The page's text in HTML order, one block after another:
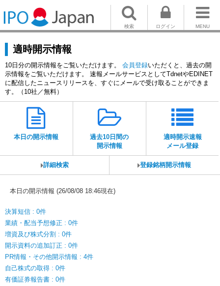
MENU
ログイン
検索
適時開示情報
10日分の開示情報をご覧いただけます。 会員登録いただくと、過去の開
示情報をご覧いただけます。 速報メールサービスとしてTdnetやEDINET
に配信したニュースリリースを、すぐにメールで受け取ることができま
す。（10社／無料）
本日の開示情報
過去10日間の
開示情報
適時開示速報
メール登録
詳細検索 登録銘柄開示情報
本日の開示情報 (26/08/08 18:46現在)
決算短信 : 0件
業績・配当予想修正 : 0件
増資及び株式分割 : 0件
開示資料の追加訂正 : 0件
PR情報・その他開示情報 : 4件
自己株式の取得 : 0件
有価証券報告書 : 0件